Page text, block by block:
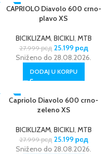
-10%
CAPRIOLO Diavolo 600 crno-
plavo XS
BICIKLIZAM, BICIKLI, MTB
27.999рсд 25.199 рсд
Sniženo do 28.08.2026.
DODAJ U KORPU
-10%
Capriolo Diavolo 600 crno-
zeleno XS
BICIKLIZAM, BICIKLI, MTB
27.999рсд 25.199 рсд
Sniženo do 28.08.2026.